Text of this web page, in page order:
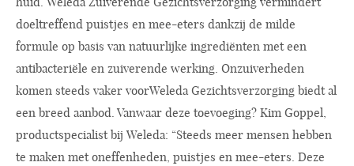
doeltreffend puistjes en mee-eters dankzij de milde
formule op basis van natuurlijke ingrediënten met een
antibacteriële en zuiverende werking. Onzuiverheden
komen steeds vaker voorWeleda Gezichtsverzorging biedt al
een breed aanbod. Vanwaar deze toevoeging? Kim Goppel,
productspecialist bij Weleda: “Steeds meer mensen hebben
te maken met oneffenheden, puistjes en mee-eters. Deze